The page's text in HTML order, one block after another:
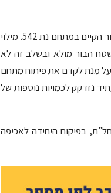
מעיריית נתניה נמסר בתגובה, כי "נבהיר כי מזה מספר שנים פועלת חל"ת למילוי הבור הקיים במתחם נת 542. מילוי
שטח הבור מולא ובשלב זה לא
על מנת לקדם את פיתוח מתחם
נזדקק לכמויות נוספות של
בפיקוח היחידה לאכיפה